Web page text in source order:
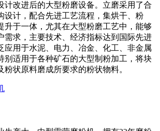
计改进后的大型粉磨设备。立磨采用了合
设计，配合先进工艺流程，集烘干、粉
升于一体，尤其在大型粉磨工艺中，能够
需求，主要技术、经济指标达到国际先进
应用于水泥、电力、冶金、化工、非金属
别适用于各种矿石的大型制粉加工，将块
粉状原料磨成所要求的粉状物料。